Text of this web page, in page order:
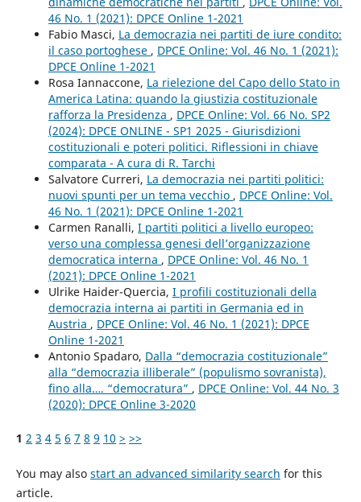
46 No. 1 (2021): DPCE Online 1-2021
Fabio Masci, La democrazia nei partiti de iure condito:
il caso portoghese , DPCE Online: Vol. 46 No. 1 (2021):
DPCE Online 1-2021
Rosa Iannaccone, La rielezione del Capo dello Stato in
America Latina: quando la giustizia costituzionale
rafforza la Presidenza , DPCE Online: Vol. 66 No. SP2
(2024): DPCE ONLINE - SP1 2025 - Giurisdizioni
costituzionali e poteri politici. Riflessioni in chiave
comparata - A cura di R. Tarchi
Salvatore Curreri, La democrazia nei partiti politici:
nuovi spunti per un tema vecchio , DPCE Online: Vol.
46 No. 1 (2021): DPCE Online 1-2021
Carmen Ranalli, I partiti politici a livello europeo:
verso una complessa genesi dell’organizzazione
democratica interna , DPCE Online: Vol. 46 No. 1
(2021): DPCE Online 1-2021
Ulrike Haider-Quercia, I profili costituzionali della
democrazia interna ai partiti in Germania ed in
Austria , DPCE Online: Vol. 46 No. 1 (2021): DPCE
Online 1-2021
Antonio Spadaro, Dalla “democrazia costituzionale”
alla “democrazia illiberale” (populismo sovranista),
fino alla…. “democratura” , DPCE Online: Vol. 44 No. 3
(2020): DPCE Online 3-2020
1 2 3 4 5 6 7 8 9 10 > >>
You may also start an advanced similarity search for this
article.